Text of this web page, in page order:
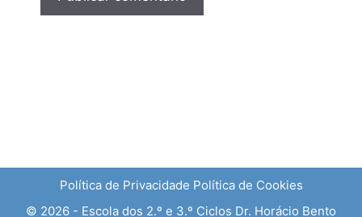
Política de Privacidade Política de Cookies
© 2026 - Escola dos 2.º e 3.º Ciclos Dr. Horácio Bento